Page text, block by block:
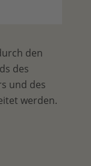
den
des
und des
werden.